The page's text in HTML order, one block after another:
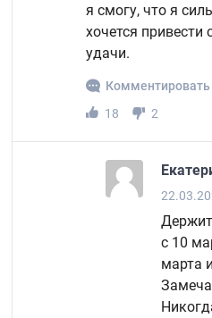
я смогу, что я
хочется
удачи.
Комментировать
18
2
с 10
марта